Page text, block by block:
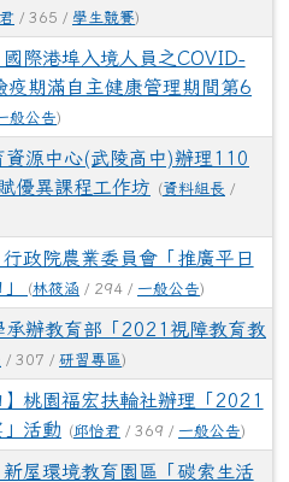
/ 365 / 學生競賽)
際港埠入境人員之COVID-
期滿自主健康管理期間第6
般公告)
資源中心(武陵高中)辦理110
優異課程工作坊
(資料組長 /
政院農業委員會「推廣平日
(林筱涵 / 294 / 一般公告)
承辦教育部「2021視障教育教
/ 307 / 研習專區)
】桃園福宏扶輪社辦理「2021
活動
(邱怡君 / 369 / 一般公告)
屋環境教育園區「碳索生活